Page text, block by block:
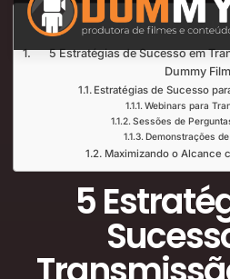
Índice de
5 Estratégias de Sucesso em
Dummy
Estratégias de Sucesso
Webinars para
Sessões de
Demonstrações
Maximizando o Alcance
5